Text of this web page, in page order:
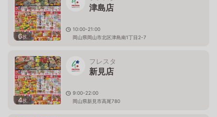
6枚
津島店
10:00-21:00
岡山県岡山市北区津島南1丁目2-7
4枚
フレスタ
新見店
9:00-22:00
岡山県新見市高尾780